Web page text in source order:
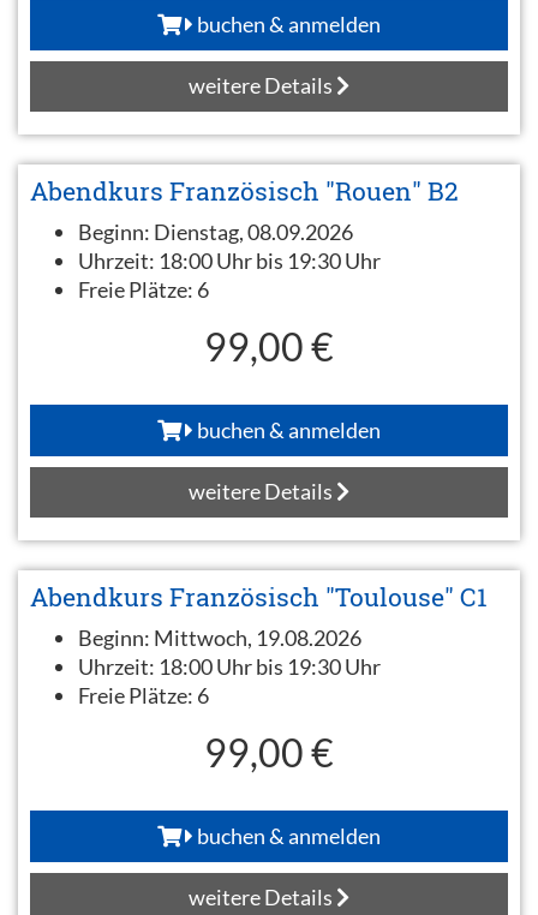
buchen & anmelden
weitere Details
Abendkurs Französisch "Rouen" B2
Beginn: Dienstag, 08.09.2026
Uhrzeit: 18:00 Uhr bis 19:30 Uhr
Freie Plätze: 6
99,00 €
buchen & anmelden
weitere Details
Abendkurs Französisch "Toulouse" C1
Beginn: Mittwoch, 19.08.2026
Uhrzeit: 18:00 Uhr bis 19:30 Uhr
Freie Plätze: 6
99,00 €
buchen & anmelden
weitere Details